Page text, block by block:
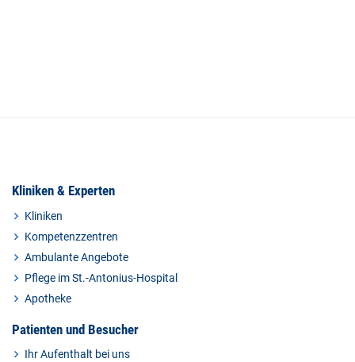
Kliniken & Experten
Kliniken
Kompetenzzentren
Ambulante Angebote
Pflege im St.-Antonius-Hospital
Apotheke
Patienten und Besucher
Ihr Aufenthalt bei uns